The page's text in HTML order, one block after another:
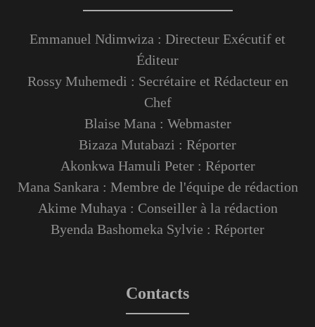
Emmanuel Ndimwiza : Directeur Exécutif et
Éditeur
Rossy Muhemedi : Secrétaire et Rédacteur en
Chef
Blaise Mana : Webmaster
Bizaza Mutabazi : Réporter
Akonkwa Hamuli Peter : Réporter
Mana Sankara : Membre de l'équipe de rédaction
Akime Muhaya : Conseiller à la rédaction
Byenda Bashomeka Sylvie : Réporter
Contacts